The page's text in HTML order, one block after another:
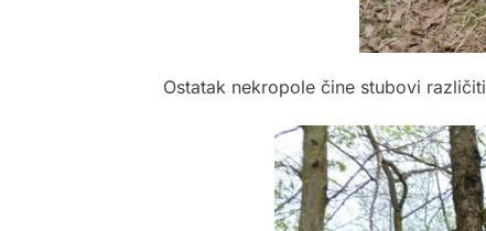
Ostatak nekropole čine stubovi